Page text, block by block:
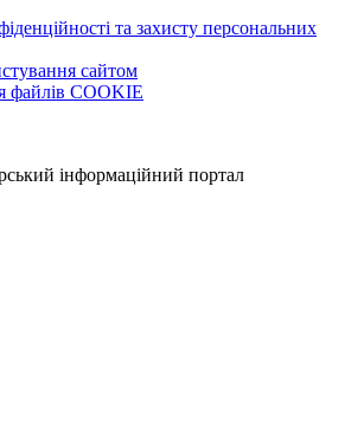
та захисту персональних
сайтом
файлів COOKIE
інформаційний портал